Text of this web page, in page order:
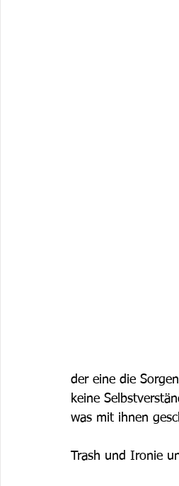
der eine die
keine
was mit ihnen
Trash und Ironie